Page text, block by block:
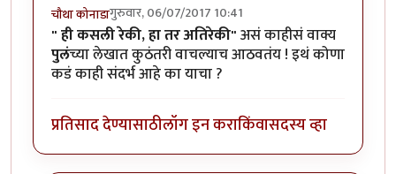
चौथा कोनाडागुरुवार, 06/07/2017 10:41
" ही कसली रेकी, हा तर अतिरेकी"असं काहीसं वाक्य
पुलंच्या लेखात कुठंतरी वाचल्याच आठवतंय ! इथं कोणा
कडं काही संदर्भ आहे का याचा ?
प्रतिसाद देण्यासाठीलॉग इन कराकिंवासदस्य व्हा